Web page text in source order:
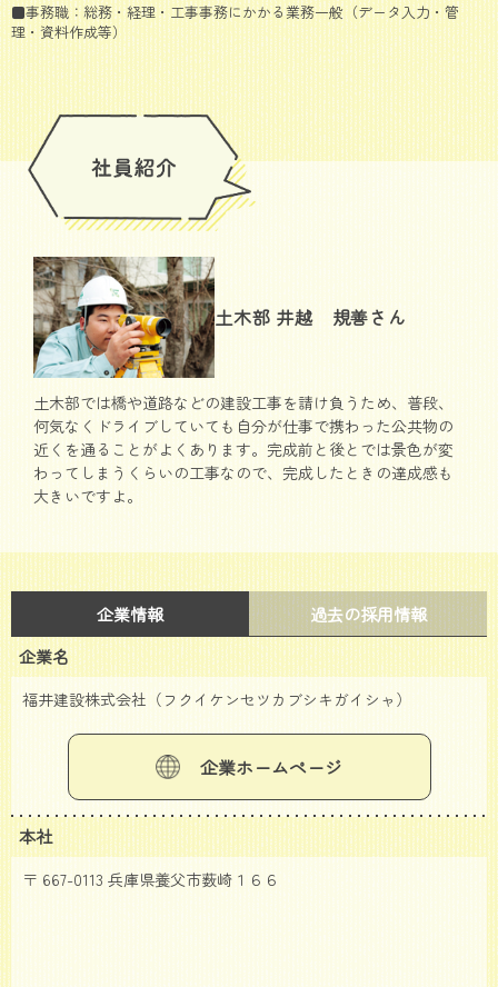
■事務職：総務・経理・工事事務にかかる業務一般（データ入力・管
理・資料作成等）
土木部 井越 規善さん
土木部では橋や道路などの建設工事を請け負うため、普段、
何気なくドライブしていても自分が仕事で携わった公共物の
近くを通ることがよくあります。完成前と後とでは景色が変
わってしまうくらいの工事なので、完成したときの達成感も
大きいですよ。
企業情報
過去の採用情報
企業名
福井建設株式会社（フクイケンセツカブシキガイシャ）
企業ホームページ
本社
〒 667-0113 兵庫県養父市薮崎１６６